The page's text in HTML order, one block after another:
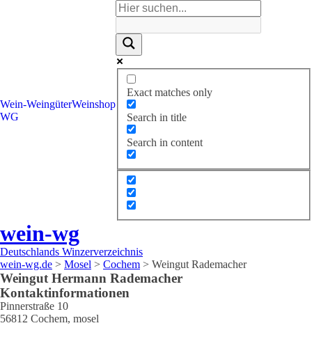
Wein-
WG
WeingüterWeinshop
Exact matches only
Search in title
Search in content
wein-wg
Deutschlands Winzerverzeichnis
wein-wg.de > Mosel > Cochem > Weingut Rademacher
Weingut Hermann Rademacher
Kontaktinformationen
Pinnerstraße 10
56812 Cochem, mosel